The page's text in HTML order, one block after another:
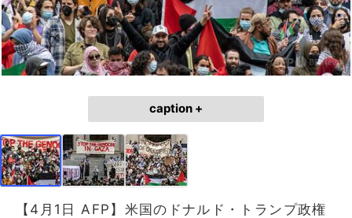
caption +
【4月1日 AFP】米国のドナルド・トランプ政権